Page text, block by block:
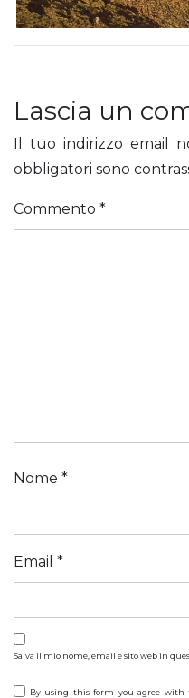
Lascia un
Il tuo indirizzo email
obbligatori sono
Commento *
Nome *
Email *
Salva il mio nome, email e sito web in
By using this form you agree with